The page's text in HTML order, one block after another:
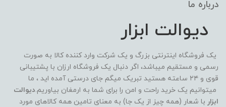
درباره ما
دیوالت ابزار
یک فروشگاه اینترنتی بزرگ و یک شرکت وارد کننده کالا به صورت
رسمی و مستقیم میباشد، اگر دنبال یک فروشگاه ارزان با پشتیبانی
قوی و ۲۴ ساعته هستید تبریک میگم جای درستی آمده اید ، ما
میتوانیم یک خرید راحت و امن را برای شما به ارمغان بیاوریم.دیوالت
ابزار با شعار (همه چیز از یک جا) به معنای تامین همه کالاهای مورد